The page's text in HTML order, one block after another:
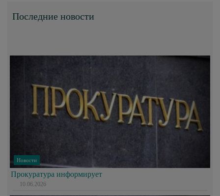
Последние новости
Новости
Прокуратура информирует
10.06.2026